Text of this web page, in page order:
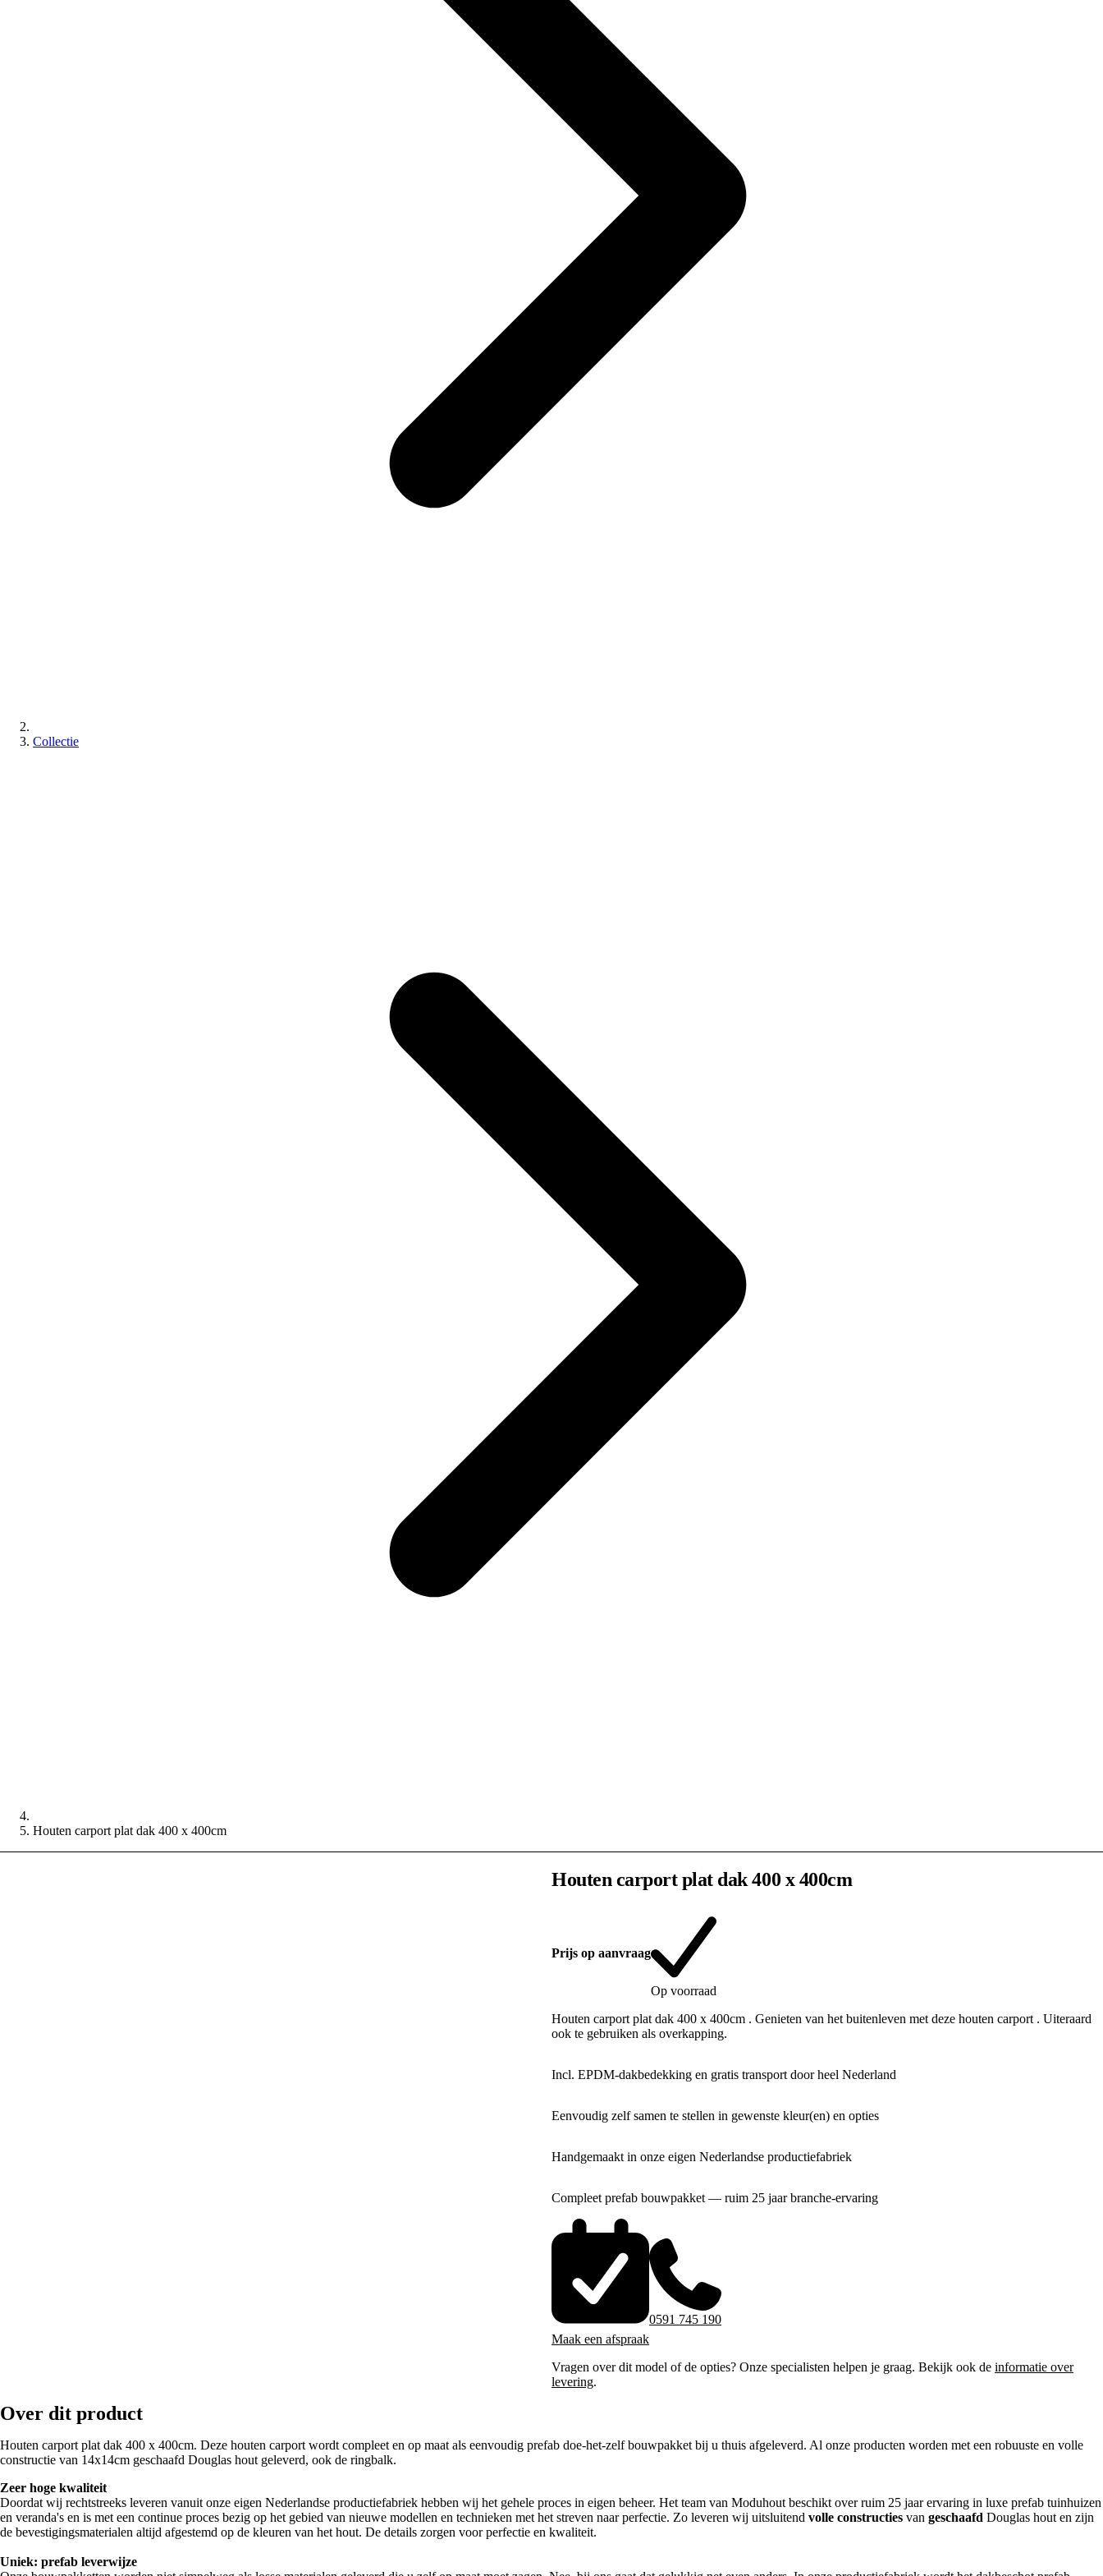
Collectie
Houten carport plat dak 400 x 400cm
Houten carport plat dak 400 x 400cm
Prijs op aanvraag
Op voorraad
Houten carport plat dak 400 x 400cm . Genieten van het buitenleven met deze houten carport . Uiteraard
ook te gebruiken als overkapping.
Incl. EPDM-dakbedekking en gratis transport door heel Nederland
Eenvoudig zelf samen te stellen in gewenste kleur(en) en opties
Handgemaakt in onze eigen Nederlandse productiefabriek
Compleet prefab bouwpakket — ruim 25 jaar branche-ervaring
Maak een afspraak
0591 745 190
Vragen over dit model of de opties? Onze specialisten helpen je graag. Bekijk ook de informatie over
levering.
Over dit product
Houten carport plat dak 400 x 400cm. Deze houten carport wordt compleet en op maat als eenvoudig prefab doe-het-zelf bouwpakket bij u thuis afgeleverd. Al onze producten worden met een robuuste en volle
constructie van 14x14cm geschaafd Douglas hout geleverd, ook de ringbalk.
Zeer hoge kwaliteit
Doordat wij rechtstreeks leveren vanuit onze eigen Nederlandse productiefabriek hebben wij het gehele proces in eigen beheer. Het team van Moduhout beschikt over ruim 25 jaar ervaring in luxe prefab tuinhuizen
en veranda's en is met een continue proces bezig op het gebied van nieuwe modellen en technieken met het streven naar perfectie. Zo leveren wij uitsluitend volle constructies van geschaafd Douglas hout en zijn
de bevestigingsmaterialen altijd afgestemd op de kleuren van het hout. De details zorgen voor perfectie en kwaliteit.
Uniek: prefab leverwijze